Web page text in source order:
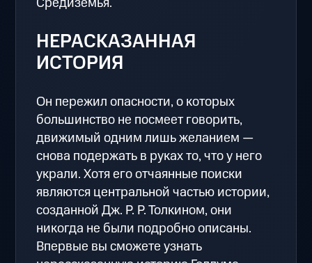
НЕРАСКАЗАННАЯ
ИСТОРИЯ
Он пережил опасности, о которых
большинство не посмеет говорить,
движимый одним лишь желанием —
снова подержать в руках то, что у него
украли. Хотя его отчаянные поиски
являются центральной частью истории,
созданной Дж. Р. Р. Толкином, они
никогда не были подробно описаны.
Впервые вы сможете узнать